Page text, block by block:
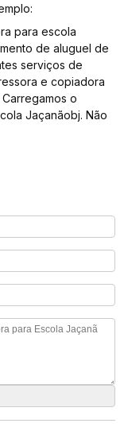
para escola
de aluguel de
serviços de
e copiadora
o
Jaçanãobj. Não